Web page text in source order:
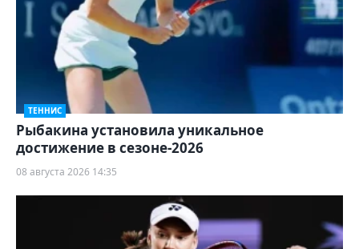
ТЕННИС
Рыбакина установила уникальное
достижение в сезоне-2026
08 августа 2026 14:35